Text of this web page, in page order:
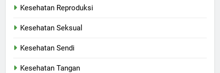
Kesehatan Reproduksi
Kesehatan Seksual
Kesehatan Sendi
Kesehatan Tangan